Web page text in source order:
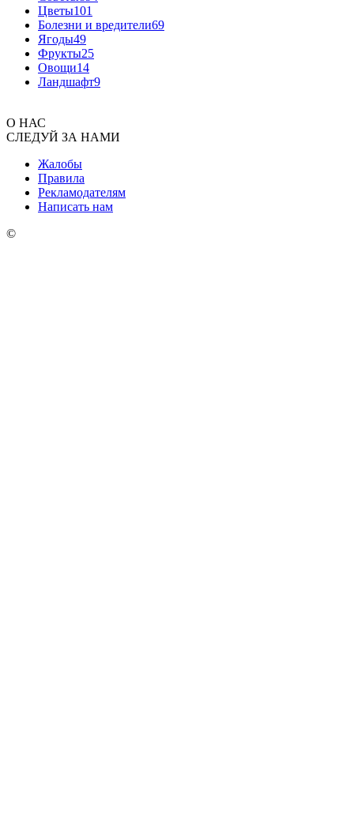
Цветы101
Болезни и вредители69
Ягоды49
Фрукты25
Овощи14
Ландшафт9
О НАС
СЛЕДУЙ ЗА НАМИ
Жалобы
Правила
Рекламодателям
Написать нам
©